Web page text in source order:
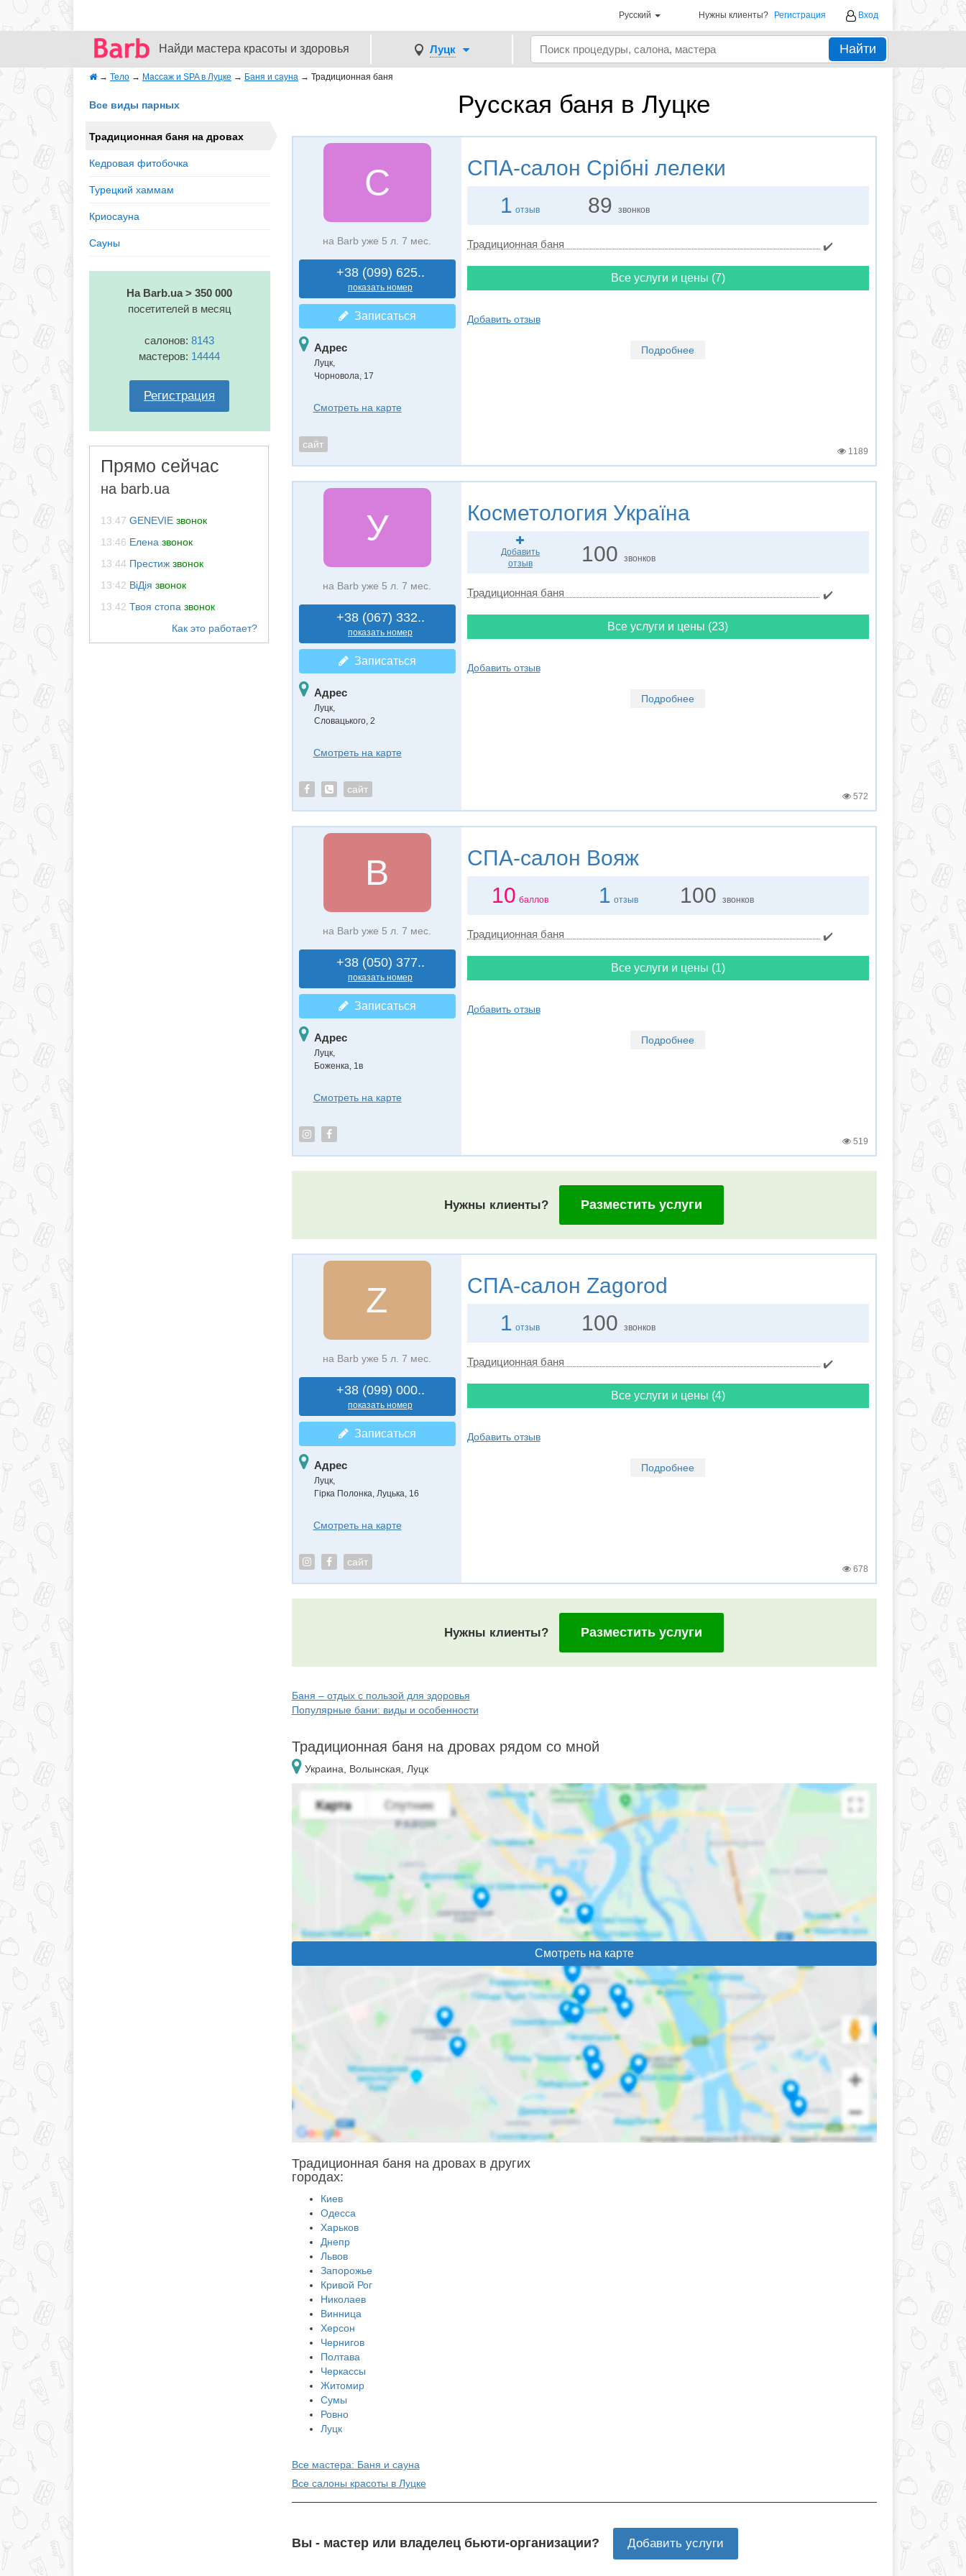
Русский Нужны клиенты? Регистрация Вход
Найди мастера красоты и здоровья Луцк Найти
→ Тело → Массаж и SPA в Луцке → Баня и сауна → Традиционная баня
Русская баня в Луцке
Все виды парных
Традиционная баня на дровах
Кедровая фитобочка
Турецкий хаммам
Криосауна
Сауны
На Barb.ua > 350 000
посетителей в месяц
салонов:8143
мастеров: 14444
Регистрация
Прямо сейчас
на barb.ua
13:47 GENEVIE звонок
13:46 Елена звонок
13:44 Престиж звонок
13:42 ВіДія звонок
13:42 Твоя стопа звонок
С
на Barb уже 5 л. 7 мес.
+38 (099) 625..
показать номер
Записаться
Адрес
Луцк,
Чорновола, 17
Смотреть на карте
сайт
СПА-салон Срібні лелеки
1 отзыв 89 звонков
Традиционная баня ✔️
Все услуги и цены (7)
Добавить отзыв
Подробнее
1189
У
на Barb уже 5 л. 7 мес.
+38 (067) 332..
показать номер
Записаться
Адрес
Луцк,
Словацького, 2
Смотреть на карте
сайт
Косметология Україна
Добавить
отзыв
100звонков
Традиционная баня ✔️
Все услуги и цены (23)
Добавить отзыв
Подробнее
572
В
на Barb уже 5 л. 7 мес.
+38 (050) 377..
показать номер
Записаться
Адрес
Луцк,
Боженка, 1в
Смотреть на карте
СПА-салон Вояж
10 баллов 1 отзыв 100 звонков
Традиционная баня ✔️
Все услуги и цены (1)
Добавить отзыв
Подробнее
519
Нужны клиенты? Разместить услуги
Z
на Barb уже 5 л. 7 мес.
+38 (099) 000..
показать номер
Записаться
Адрес
Луцк,
Гірка Полонка, Луцька, 16
Смотреть на карте
сайт
СПА-салон Zagorod
1 отзыв 100звонков
Традиционная баня ✔️
Все услуги и цены (4)
Добавить отзыв
Подробнее
678
Нужны клиенты? Разместить услуги
Баня – отдых с пользой для здоровья
Популярные бани: виды и особенности
Традиционная баня на дровах рядом со мной
Украина, Волынская, Луцк
Смотреть на карте
Традиционная баня на дровах в других
городах:
Киев
Одесса
Харьков
Днепр
Львов
Запорожье
Кривой Рог
Николаев
Винница
Херсон
Чернигов
Полтава
Черкассы
Житомир
Сумы
Ровно
Луцк
Все мастера: Баня и сауна
Все салоны красоты в Луцке
Вы - мастер или владелец бьюти-организации? Добавить услуги